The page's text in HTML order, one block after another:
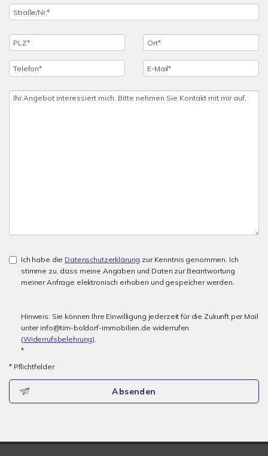
Ich habe die Datenschutzerklärung zur Kenntnis genommen. Ich
stimme zu, dass meine Angaben und Daten zur Beantwortung
meiner Anfrage elektronisch erhoben und gespeicher werden.
Hinweis: Sie können Ihre Einwilligung jederzeit für die Zukunft per Mail
unter info@tim-boldorf-immobilien.de widerrufen
(Widerrufsbelehrung).
*
* Pflichtfelder
Absenden